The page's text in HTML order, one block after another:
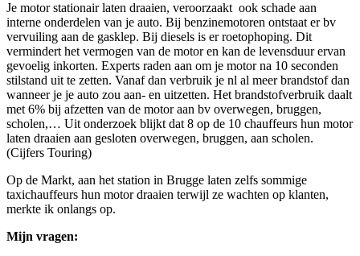
Je motor stationair laten draaien, veroorzaakt ook schade aan
interne onderdelen van je auto. Bij benzinemotoren ontstaat er bv
vervuiling aan de gasklep. Bij diesels is er roetophoping. Dit
vermindert het vermogen van de motor en kan de levensduur ervan
gevoelig inkorten. Experts raden aan om je motor na 10 seconden
stilstand uit te zetten. Vanaf dan verbruik je nl al meer brandstof dan
wanneer je je auto zou aan- en uitzetten. Het brandstofverbruik daalt
met 6% bij afzetten van de motor aan bv overwegen, bruggen,
scholen,… Uit onderzoek blijkt dat 8 op de 10 chauffeurs hun motor
laten draaien aan gesloten overwegen, bruggen, aan scholen.
(Cijfers Touring)
Op de Markt, aan het station in Brugge laten zelfs sommige
taxichauffeurs hun motor draaien terwijl ze wachten op klanten,
merkte ik onlangs op.
Mijn vragen: